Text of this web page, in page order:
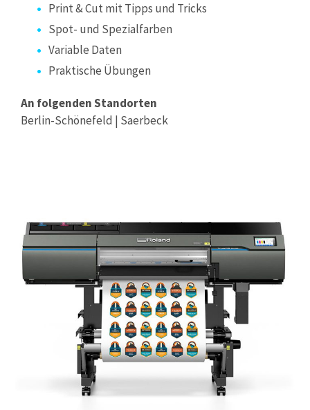
Print & Cut mit Tipps und Tricks
Spot- und Spezialfarben
Variable Daten
Praktische Übungen
An folgenden Standorten
Berlin-Schönefeld | Saerbeck